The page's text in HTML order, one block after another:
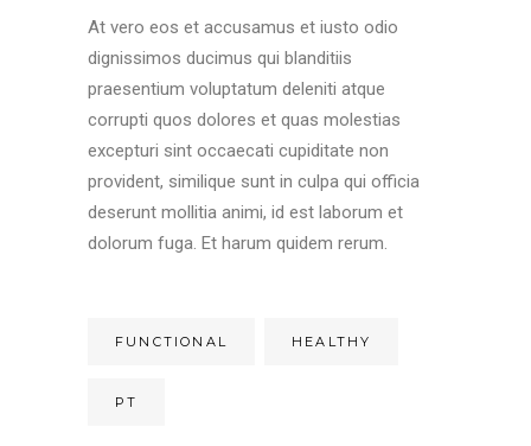
At vero eos et accusamus et iusto odio
dignissimos ducimus qui blanditiis
praesentium voluptatum deleniti atque
corrupti quos dolores et quas molestias
excepturi sint occaecati cupiditate non
provident, similique sunt in culpa qui officia
deserunt mollitia animi, id est laborum et
dolorum fuga. Et harum quidem rerum.
FUNCTIONAL HEALTHY
PT